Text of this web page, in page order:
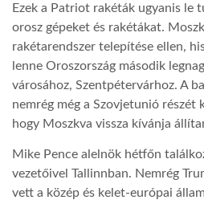
A NAP SZÉPE
LINKTR.EE
DOBRAVERO.HU
Ezek a Patriot rakéták ugyanis le
orosz gépeket és rakétákat.
rakétarendszer telepítése ellen,
lenne Oroszország második
városához, Szentpétervárhoz. A
nemrég még a Szovjetunió részét
hogy Moszkva vissza kívánja
Mike Pence alelnök hétfőn
vezetőivel Tallinnban. Nemrég
vett a közép és kelet-európai